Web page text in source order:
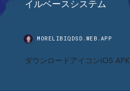
イルベースシステム
MORELIBIQDSD.WEB.APP
ダウンロードアイコンiOS APK